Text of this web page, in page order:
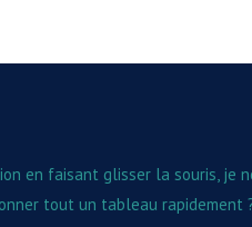
en faisant glisser la souris, je
tout un tableau rapidement